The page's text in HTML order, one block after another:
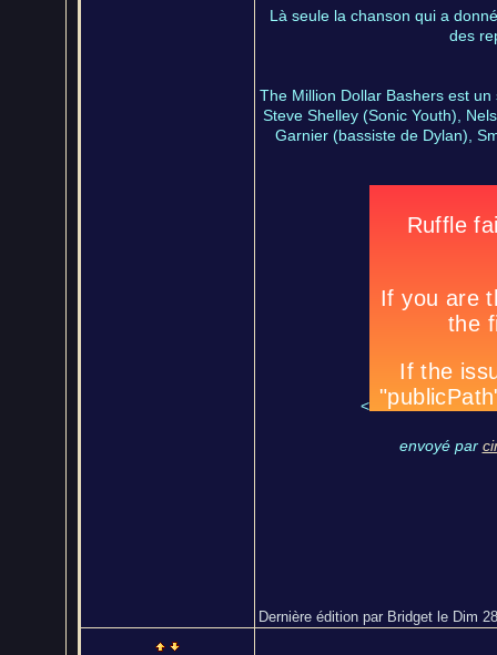
Là seule la chanson qui a
des
The Million Dollar Bashers est
Steve Shelley (Sonic Youth),
Garnier (bassiste de Dylan),
<
envoyé par
Dernière édition par Bridget le Dim